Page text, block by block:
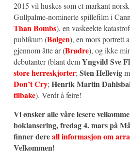
2015 vil huskes som et markant
Gullpalme-nominerte spillefilm i
Than Bombs), en vaskeekte
publikum (Bølgen), en mors portrett
gjennom åtte år (Brødre), og ikke
debutanter (blant demYngvild Sve
store herreskjorter;Sten Hellevig
Don’t Cry;Henrik Martin
tilbake). Verdt å feire!
Vi ønsker alle våre lesere
boklansering, fredag 4. mars på
finner dereall informasjon om
Velkommen!